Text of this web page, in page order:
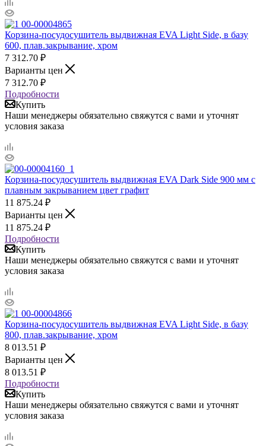
Корзина-посудосушитель выдвижная EVA Light Side, в базу
600, плав.закрывание, хром
7 312.70 ₽
Варианты цен
7 312.70 ₽
Подробности
Купить
Наши менеджеры обязательно свяжутся с вами и уточнят
условия заказа
Корзина-посудосушитель выдвижная EVA Dark Side 900 мм с
плавным закрыванием цвет графит
11 875.24 ₽
Варианты цен
11 875.24 ₽
Подробности
Купить
Наши менеджеры обязательно свяжутся с вами и уточнят
условия заказа
Корзина-посудосушитель выдвижная EVA Light Side, в базу
800, плав.закрывание, хром
8 013.51 ₽
Варианты цен
8 013.51 ₽
Подробности
Купить
Наши менеджеры обязательно свяжутся с вами и уточнят
условия заказа